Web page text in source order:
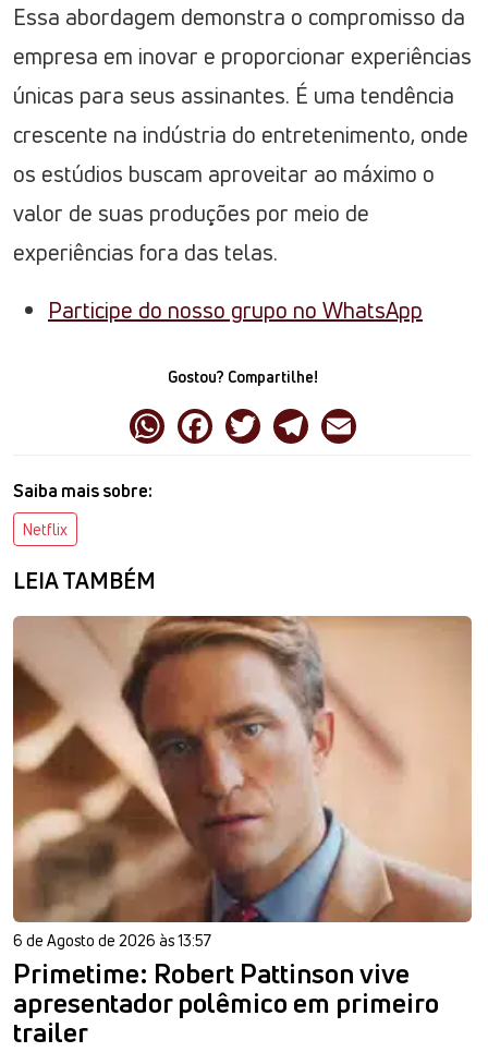
Essa abordagem demonstra o compromisso da
empresa em inovar e proporcionar experiências
únicas para seus assinantes. É uma tendência
crescente na indústria do entretenimento, onde
os estúdios buscam aproveitar ao máximo o
valor de suas produções por meio de
experiências fora das telas.
Participe do nosso grupo no WhatsApp
Gostou? Compartilhe!
Saiba mais sobre:
Netflix
LEIA TAMBÉM
6 de Agosto de 2026 às 13:57
Primetime: Robert Pattinson vive
apresentador polêmico em primeiro
trailer